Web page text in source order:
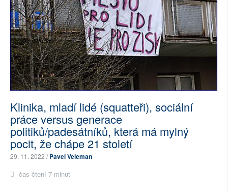
Klinika, mladí lidé (squatteři), sociální
práce versus generace
politiků/padesátníků, která má mylný
pocit, že chápe 21 století
29. 11. 2022 /Pavel Veleman
čas čtení 7 minut